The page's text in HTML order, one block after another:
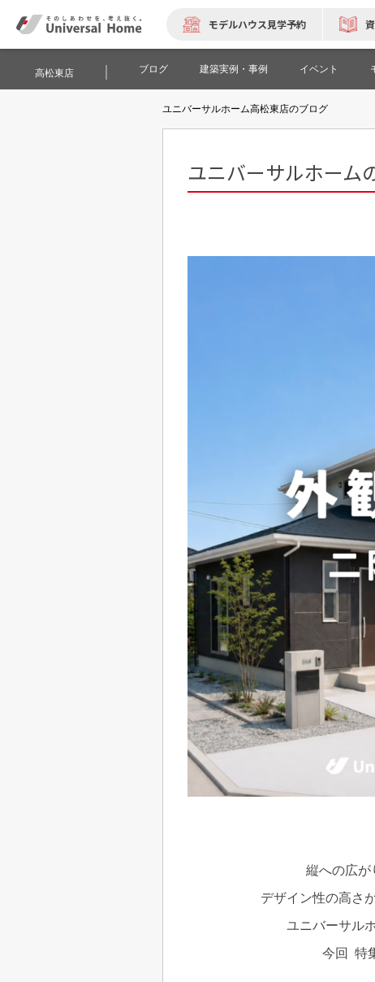
モデルハウス見学予約
高松東店 ブログ 建築実例・事例 イベント
ユニバーサルホーム高松東店のブログ
ユニバーサルホー
縦への広が
デザイン性の高さ
ユニバーサル
今回 特